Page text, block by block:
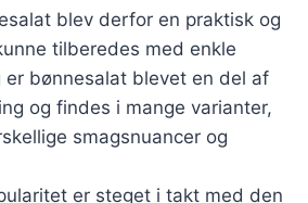
blev derfor en praktisk og
tilberedes med enkle
er bønnesalat blevet en del af
og findes i mange varianter,
smagsnuancer og
er steget i takt med den